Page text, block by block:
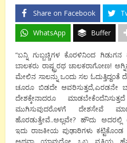
Share on Facebook
WhatsApp Buffer
“ಬನ್ನಿ ಗುಬ್ಬಚ್ಚಿಗಳ ಕೊರಳಿನಿಂದ
ಬಾಲಕರು ರಾಷ್ಟ್ರರಥ ಚಾಲಕರಾಗೋಣ!
ಮೇಲಿನ ಸಾಲನ್ನು ಒಂದು ಸಲ ಓದುತ್ತಿದ್ದಂತೆ
ಚೂರೂ ಬಿಡದೇ ಆವರಿಸುತ್ತದೆ,ಎರಡನೇ
ದೇಶಕ್ಕೇನಾದರೂ
ಮುಗಿಸುವುದರೊಳಗೆ ದೇಶಸೇವೆ
ಹೊರಡುತ್ತೇವೆ..ಅಲ್ಲವೇ? ಹೌದು
ಇದು ರಾಜಕೀಯ ಪುಢಾರಿಗಳು ಕಟ್ಟಿಕೊಂಡ
ಅಥವಾ ಯಾವುದೋ ಒಬ್ಬ ವ್ಯಕ್ತಿಯ